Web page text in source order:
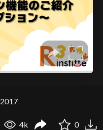
4k 0